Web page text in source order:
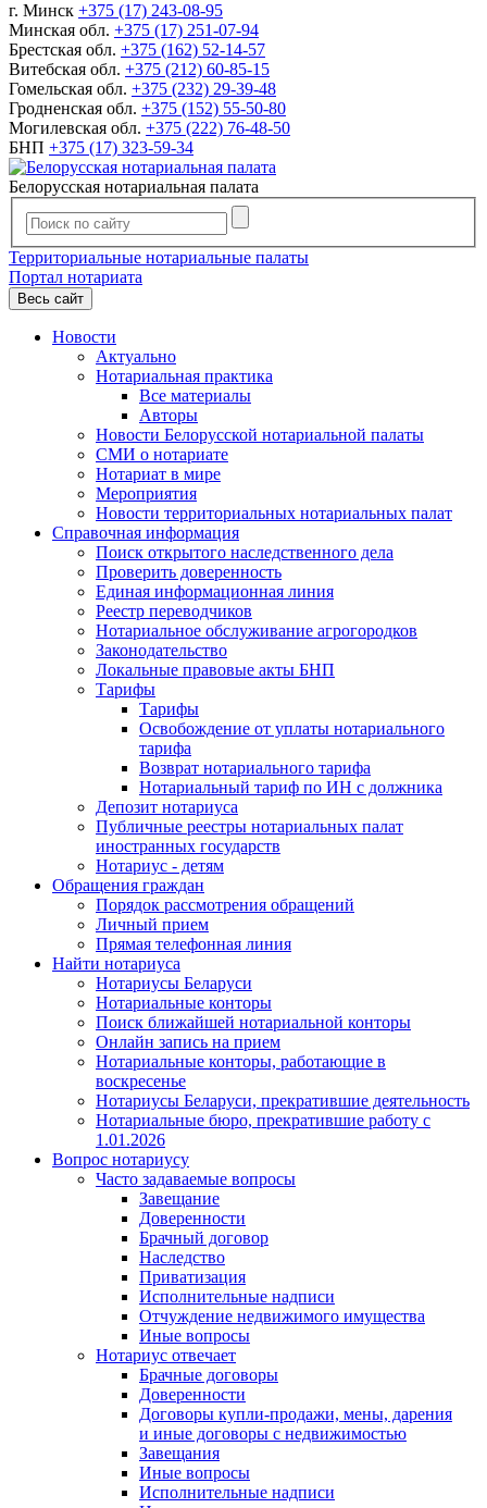
г. Минск +375 (17) 243-08-95
Минская обл. +375 (17) 251-07-94
Брестская обл. +375 (162) 52-14-57
Витебская обл. +375 (212) 60-85-15
Гомельская обл. +375 (232) 29-39-48
Гродненская обл. +375 (152) 55-50-80
Могилевская обл. +375 (222) 76-48-50
БНП +375 (17) 323-59-34
Белорусская нотариальная палата
Территориальные нотариальные палаты
Портал нотариата
Весь сайт
Новости
Актуально
Нотариальная практика
Все материалы
Авторы
Новости Белорусской нотариальной палаты
СМИ о нотариате
Нотариат в мире
Мероприятия
Новости территориальных нотариальных палат
Справочная информация
Поиск открытого наследственного дела
Проверить доверенность
Единая информационная линия
Реестр переводчиков
Нотариальное обслуживание агрогородков
Законодательство
Локальные правовые акты БНП
Тарифы
Тарифы
Освобождение от уплаты нотариального
тарифа
Возврат нотариального тарифа
Нотариальный тариф по ИН с должника
Депозит нотариуса
Публичные реестры нотариальных палат
иностранных государств
Нотариус - детям
Обращения граждан
Порядок рассмотрения обращений
Личный прием
Прямая телефонная линия
Найти нотариуса
Нотариусы Беларуси
Нотариальные конторы
Поиск ближайшей нотариальной конторы
Онлайн запись на прием
Нотариальные конторы, работающие в
воскресенье
Нотариусы Беларуси, прекратившие деятельность
Нотариальные бюро, прекратившие работу с
1.01.2026
Вопрос нотариусу
Часто задаваемые вопросы
Завещание
Доверенности
Брачный договор
Наследство
Приватизация
Исполнительные надписи
Отчуждение недвижимого имущества
Иные вопросы
Нотариус отвечает
Брачные договоры
Доверенности
Договоры купли-продажи, мены, дарения
и иные договоры с недвижимостью
Завещания
Иные вопросы
Исполнительные надписи